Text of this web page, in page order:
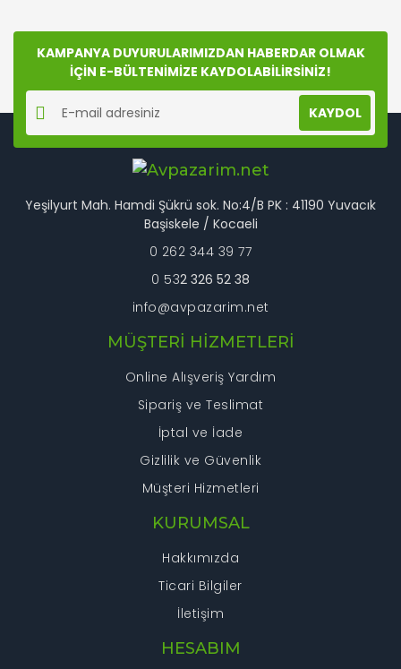
KAMPANYA DUYURULARIMIZDAN HABERDAR OLMAK
İÇİN E-BÜLTENİMİZE KAYDOLABİLİRSİNİZ!
KAYDOL
Yeşilyurt Mah. Hamdi Şükrü sok. No:4/B PK : 41190 Yuvacık
Başiskele / Kocaeli
0 262 344 39 77
0 532 326 52 38
info@avpazarim.net
MÜŞTERİ HİZMETLERİ
Online Alışveriş Yardım
Sipariş ve Teslimat
İptal ve İade
Gizlilik ve Güvenlik
Müşteri Hizmetleri
KURUMSAL
Hakkımızda
Ticari Bilgiler
İletişim
HESABIM